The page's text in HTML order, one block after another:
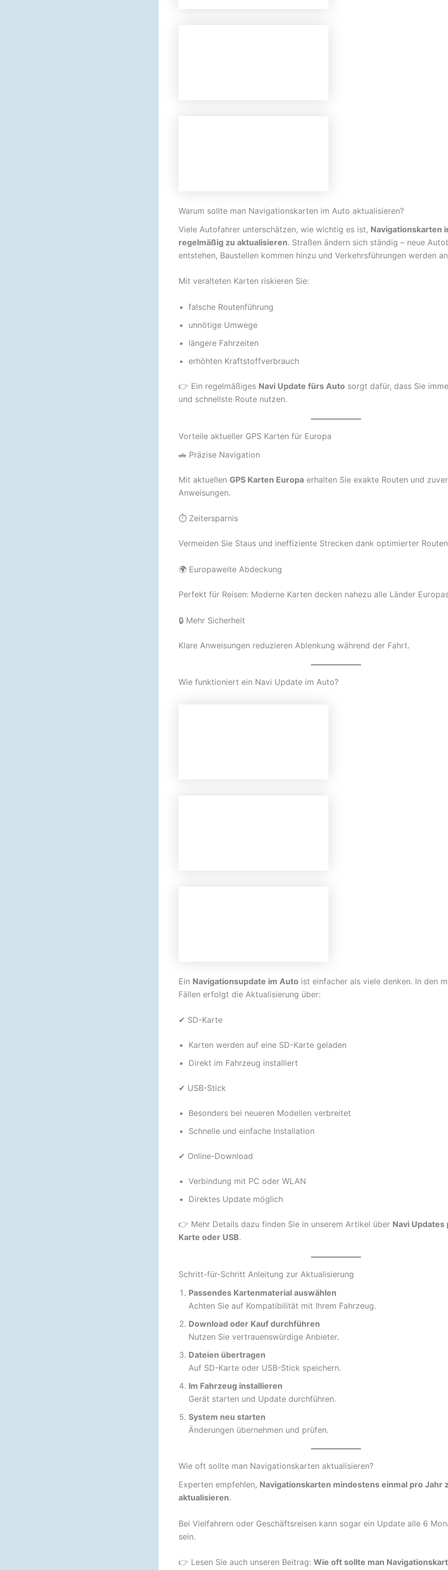
Warum sollte man Navigationskarten im Auto aktualisieren?
Viele Autofahrer unterschätzen, wie wichtig es ist, Navigationskarten
regelmäßig zu aktualisieren. Straßen ändern sich ständig – neue
entstehen, Baustellen kommen hinzu und Verkehrsführungen werden
Mit veralteten Karten riskieren Sie:
falsche Routenführung
unnötige Umwege
längere Fahrzeiten
erhöhten Kraftstoffverbrauch
👉 Ein regelmäßiges Navi Update fürs Auto sorgt dafür, dass Sie
und schnellste Route nutzen.
Vorteile aktueller GPS Karten für Europa
🚗 Präzise Navigation
Mit aktuellen GPS Karten Europa erhalten Sie exakte Routen und
Anweisungen.
⏱ Zeitersparnis
Vermeiden Sie Staus und ineffiziente Strecken dank optimierter
🌍 Europaweite Abdeckung
Perfekt für Reisen: Moderne Karten decken nahezu alle Länder
🔒 Mehr Sicherheit
Klare Anweisungen reduzieren Ablenkung während der Fahrt.
Wie funktioniert ein Navi Update im Auto?
Ein Navigationsupdate im Auto ist einfacher als viele denken. In den
Fällen erfolgt die Aktualisierung über:
✔ SD-Karte
Karten werden auf eine SD-Karte geladen
Direkt im Fahrzeug installiert
✔ USB-Stick
Besonders bei neueren Modellen verbreitet
Schnelle und einfache Installation
✔ Online-Download
Verbindung mit PC oder WLAN
Direktes Update möglich
👉 Mehr Details dazu finden Sie in unserem Artikel über Navi Updates
Karte oder USB.
Schritt-für-Schritt Anleitung zur Aktualisierung
Passendes Kartenmaterial auswählen
Achten Sie auf Kompatibilität mit Ihrem Fahrzeug.
Download oder Kauf durchführen
Nutzen Sie vertrauenswürdige Anbieter.
Dateien übertragen
Auf SD-Karte oder USB-Stick speichern.
Im Fahrzeug installieren
Gerät starten und Update durchführen.
System neu starten
Änderungen übernehmen und prüfen.
Wie oft sollte man Navigationskarten aktualisieren?
Experten empfehlen, Navigationskarten mindestens einmal pro Jahr
aktualisieren.
Bei Vielfahrern oder Geschäftsreisen kann sogar ein Update alle 6
sein.
👉 Lesen Sie auch unseren Beitrag: Wie oft sollte man